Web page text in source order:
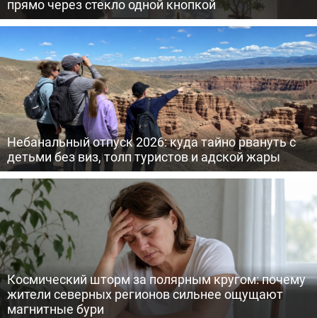
прямо через стекло одной кнопкой
Небанальный отпуск 2026: куда тайно рвануть с
детьми без виз, толп туристов и адской жары
Космический шторм за полярным кругом: почему
жители северных регионов сильнее ощущают
магнитные бури